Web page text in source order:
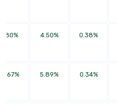
0.38%
4.50%
9.80%
0.34%
5.89%